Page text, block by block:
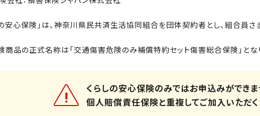
安心保険」は、神奈川県民共済生活協同組合を団体契約者とし、組合員
品の正式名称は「交通傷害危険のみ補償特約セット傷害総合保険」とな
くらしの安心保険のみではお申込みができま
個人賠償責任保険と重複してご加入いただく